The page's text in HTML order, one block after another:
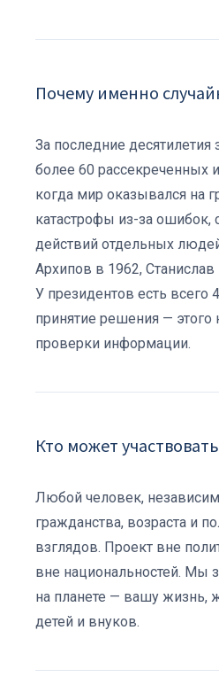
Почему именно
За последние десятилетия
более 60 рассекреченных
когда мир оказывался на
катастрофы из-за ошибок,
действий отдельных
Архипов в 1962,
У президентов есть всего
принятие решения — этого
проверки информации.
Кто может
Любой человек,
гражданства, возраста и
взглядов. Проект вне
вне национальностей. Мы
на планете — вашу жизнь,
детей и внуков.